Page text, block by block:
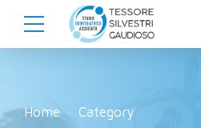
Home Category